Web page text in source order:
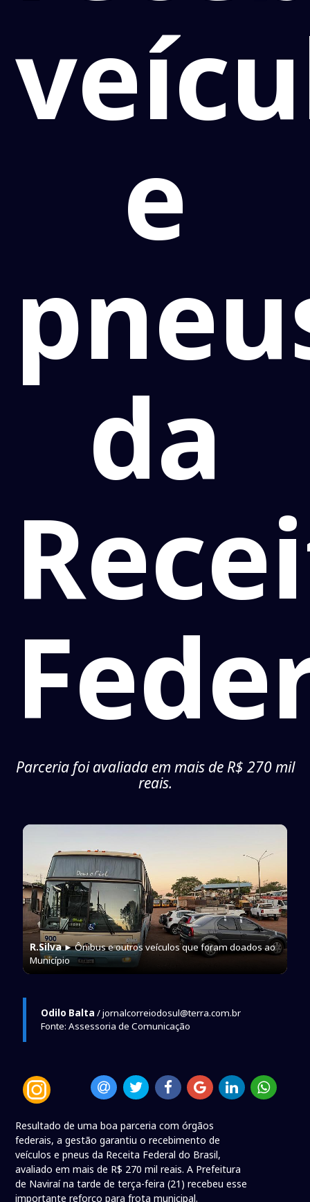
e
da
Parceria foi avaliada em mais de R$ 270 mil
reais.
R.Silva► Ônibus e outros veículos que foram doados ao
Município
Odilo Balta / jornalcorreiodosul@terra.com.br
Fonte: Assessoria de Comunicação
Resultado de uma boa parceria com órgãos
federais, a gestão garantiu o recebimento de
veículos e pneus da Receita Federal do Brasil,
avaliado em mais de R$ 270 mil reais. A Prefeitura
de Naviraí na tarde de terça-feira (21) recebeu esse
importante reforço para frota municipal.